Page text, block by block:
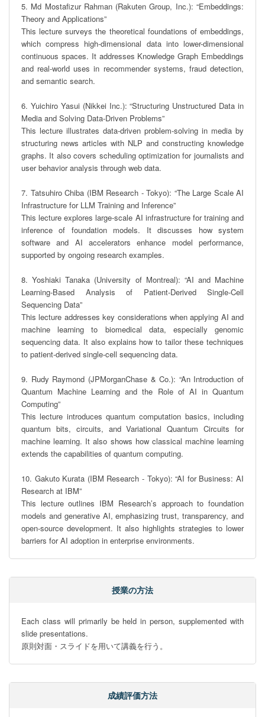
5. Md Mostafizur Rahman (Rakuten Group, Inc.): “Embeddings:
Theory and Applications”
This lecture surveys the theoretical foundations of embeddings,
which compress high-dimensional data into lower-dimensional
continuous spaces. It addresses Knowledge Graph Embeddings
and real-world uses in recommender systems, fraud detection,
and semantic search.
6. Yuichiro Yasui (Nikkei Inc.): “Structuring Unstructured Data in
Media and Solving Data-Driven Problems”
This lecture illustrates data-driven problem-solving in media by
structuring news articles with NLP and constructing knowledge
graphs. It also covers scheduling optimization for journalists and
user behavior analysis through web data.
7. Tatsuhiro Chiba (IBM Research - Tokyo): “The Large Scale AI
Infrastructure for LLM Training and Inference”
This lecture explores large-scale AI infrastructure for training and
inference of foundation models. It discusses how system
software and AI accelerators enhance model performance,
supported by ongoing research examples.
8. Yoshiaki Tanaka (University of Montreal): “AI and Machine
Learning-Based Analysis of Patient-Derived Single-Cell
Sequencing Data”
This lecture addresses key considerations when applying AI and
machine learning to biomedical data, especially genomic
sequencing data. It also explains how to tailor these techniques
to patient-derived single-cell sequencing data.
9. Rudy Raymond (JPMorganChase & Co.): “An Introduction of
Quantum Machine Learning and the Role of AI in Quantum
Computing”
This lecture introduces quantum computation basics, including
quantum bits, circuits, and Variational Quantum Circuits for
machine learning. It also shows how classical machine learning
extends the capabilities of quantum computing.
10. Gakuto Kurata (IBM Research - Tokyo): “AI for Business: AI
Research at IBM”
This lecture outlines IBM Research’s approach to foundation
models and generative AI, emphasizing trust, transparency, and
open-source development. It also highlights strategies to lower
barriers for AI adoption in enterprise environments.
授業の方法
Each class will primarily be held in person, supplemented with
slide presentations.
原則対面・スライドを用いて講義を行う。
成績評価方法